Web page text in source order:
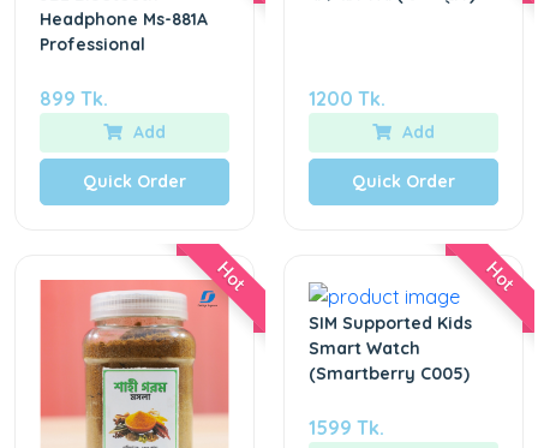
Headphone Ms-881A
Professional
899 Tk.
Add
Quick Order
1200 Tk.
Add
Quick Order
Hot Hot
SIM Supported Kids
Smart Watch
(Smartberry C005)
1599 Tk.